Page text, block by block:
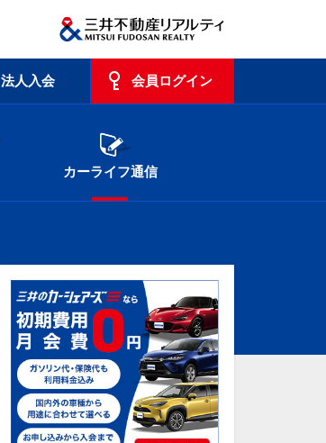
法人入会 会員ログイン
カーライフ通信